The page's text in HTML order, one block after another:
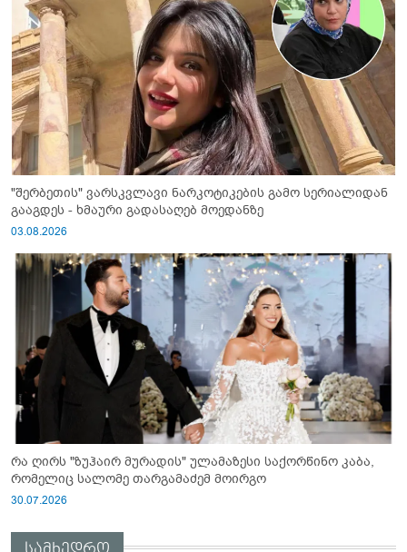
"შერბეთის" ვარსკვლავი ნარკოტიკების გამო სერიალიდან
გააგდეს - ხმაური გადასაღებ მოედანზე
03.08.2026
რა ღირს "ზუჰაირ მურადის" ულამაზესი საქორწინო კაბა,
რომელიც სალომე თარგამაძემ მოირგო
30.07.2026